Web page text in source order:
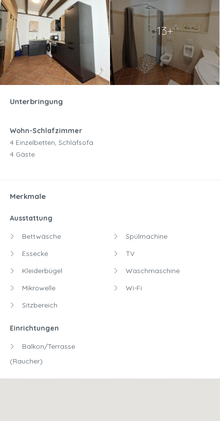
13+
Unterbringung
Wohn-Schlafzimmer
4 Einzelbetten, Schlafsofa
4 Gäste
Merkmale
Ausstattung
Bettwäsche
Essecke
Kleiderbügel
Mikrowelle
Sitzbereich
Spülmachine
TV
Waschmaschine
Wi-Fi
Einrichtungen
Balkon/Terrasse
(Raucher)